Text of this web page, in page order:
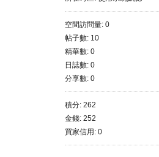
空間訪問量: 0
帖子數: 10
精華數: 0
日誌數: 0
分享數: 0
積分: 262
金錢: 252
買家信用: 0